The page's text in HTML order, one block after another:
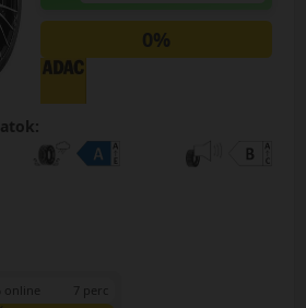
0%
online 7 perc